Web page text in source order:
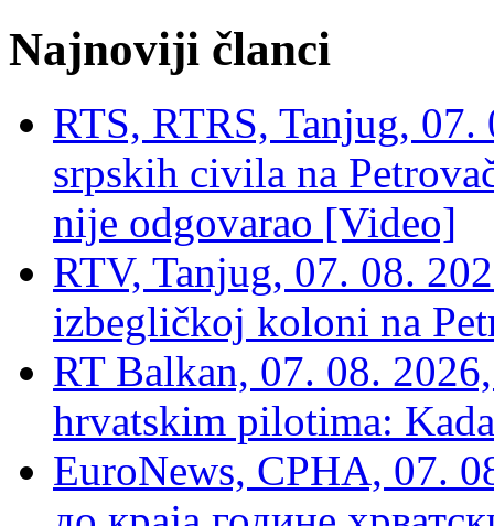
Najnoviji članci
RTS, RTRS, Tanjug,
srpskih civila na
nije odgovarao [Video]
RTV, Tanjug, 07. 08.
izbegličkoj koloni na
RT Balkan, 07. 08.
hrvatskim pilotima:
EuroNews, СРНА, 07.